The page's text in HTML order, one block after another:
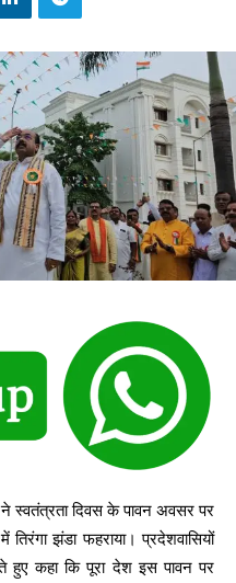
स्वतंत्रता दिवस के पावन अवसर पर
झंडा फहराया। प्रदेशवासियों
हुए कहा कि पूरा देश इस पावन पर